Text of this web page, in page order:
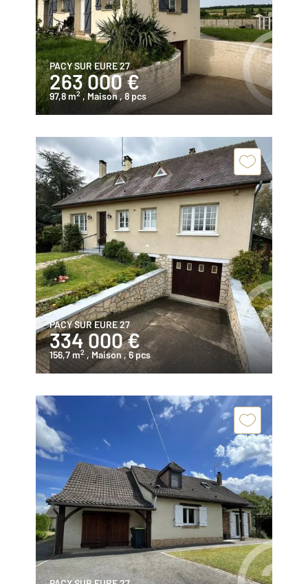
PACY SUR EURE 27
263 000 €
97,8 m2 , Maison, 8 pcs
PACY SUR EURE 27
334 000 €
156,7 m2 , Maison, 6 pcs